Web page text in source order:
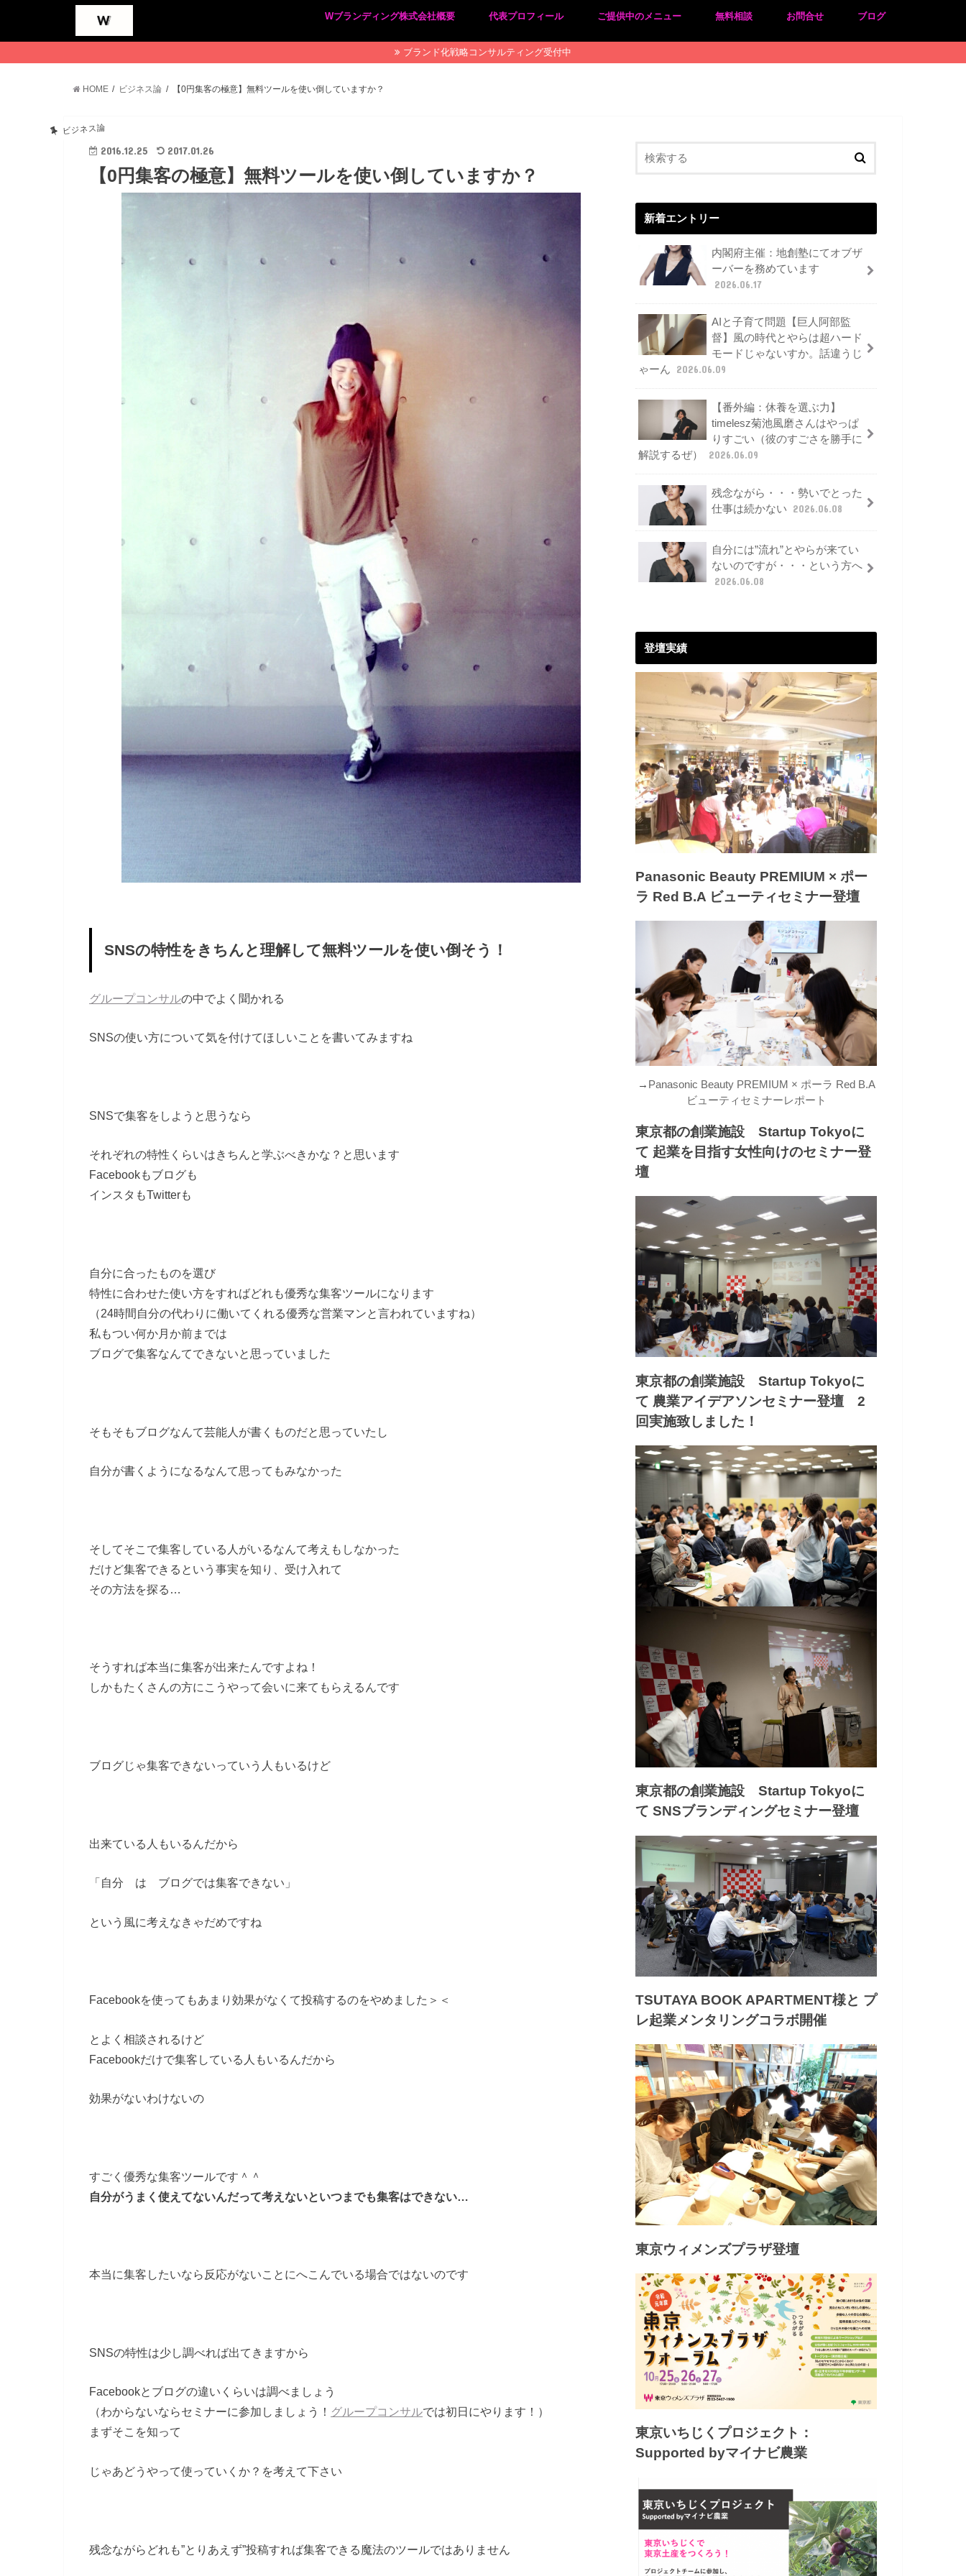
Wブランディング株式会社概要
プライバシーポリシー
特定商取引法に基づく表記
代表プロフィール ご提供中のメニュー 無料相談 お問合せ ブログ
ブランド化戦略コンサルティング受付中
HOME ビジネス論 【0円集客の極意】無料ツールを使い倒していますか？
ビジネス論
2016.12.25 2017.01.26
【0円集客の極意】無料ツールを使い倒していますか？
SNSの特性をきちんと理解して無料ツールを使い倒そう！
グループコンサルの中でよく聞かれる
SNSの使い方について気を付けてほしいことを書いてみますね
SNSで集客をしようと思うなら
それぞれの特性くらいはきちんと学ぶべきかな？と思います
Facebookもブログも
インスタもTwitterも
自分に合ったものを選び
特性に合わせた使い方をすればどれも優秀な集客ツールになります
（24時間自分の代わりに働いてくれる優秀な営業マンと言われていますね）
私もつい何か月か前までは
ブログで集客なんてできないと思っていました
そもそもブログなんて芸能人が書くものだと思っていたし
自分が書くようになるなんて思ってもみなかった
そしてそこで集客している人がいるなんて考えもしなかった
だけど集客できるという事実を知り、受け入れて
その方法を探る…
そうすれば本当に集客が出来たんですよね！
しかもたくさんの方にこうやって会いに来てもらえるんです
ブログじゃ集客できないっていう人もいるけど
出来ている人もいるんだから
「自分 は ブログでは集客できない」
という風に考えなきゃだめですね
Facebookを使ってもあまり効果がなくて投稿するのをやめました＞＜
とよく相談されるけど
Facebookだけで集客している人もいるんだから
効果がないわけないの
すごく優秀な集客ツールです＾＾
自分がうまく使えてないんだって考えないといつまでも集客はできない…
本当に集客したいなら反応がないことにへこんでいる場合ではないのです
SNSの特性は少し調べれば出てきますから
Facebookとブログの違いくらいは調べましょう
（わからないならセミナーに参加しましょう！ グループコンサルでは初日にやります！）
まずそこを知って
じゃあどうやって使っていくか？を考えて下さい
残念ながらどれも”とりあえず”投稿すれば集客できる魔法のツールではありません
新着エントリー
内閣府主催：地創塾にてオブザ
ーバーを務めています
2026.06.17
AIと子育て問題【巨人阿部監
督】風の時代とやらは超ハード
モードじゃないすか。話違うじ
ゃーん
2026.06.09
【番外編：休養を選ぶ力】
timelesz菊池風磨さんはやっぱ
りすごい（彼のすごさを勝手に
解説するぜ）
2026.06.09
残念ながら・・・勢いでとった
仕事は続かない
2026.06.08
自分には”流れ”とやらが来てい
ないのですが・・・という方へ
2026.06.08
登壇実績
Panasonic Beauty PREMIUM × ポー
ラ Red B.A ビューティセミナー登壇
→ Panasonic Beauty PREMIUM × ポーラ Red B.A
ビューティセミナーレポート
東京都の創業施設 Startup Tokyoに
て 起業を目指す女性向けのセミナー登
壇
東京都の創業施設 Startup Tokyoに
て 農業アイデアソンセミナー登壇 2
回実施致しました！
東京都の創業施設 Startup Tokyoに
て SNSブランディングセミナー登壇
TSUTAYA BOOK APARTMENT様と プ
レ起業メンタリングコラボ開催
東京ウィメンズプラザ登壇
東京いちじくプロジェクト：
Supported byマイナビ農業